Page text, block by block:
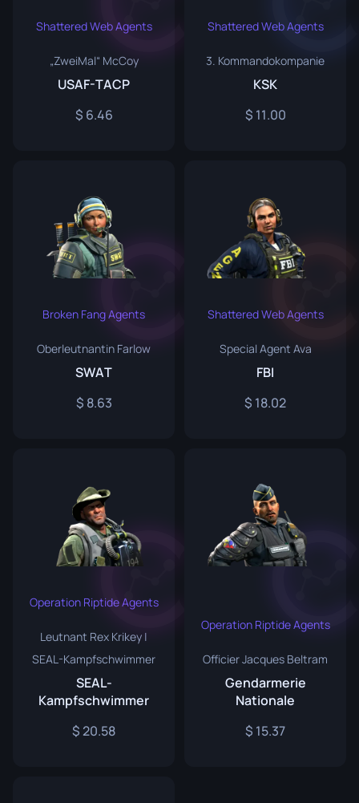
Shattered Web Agents
„ZweiMal“ McCoy
USAF-TACP
6.46
Shattered Web Agents
3. Kommandokompanie
KSK
11.00
Broken Fang Agents
Oberleutnantin Farlow
SWAT
8.63
Shattered Web Agents
Special Agent Ava
FBI
18.02
Operation Riptide Agents
Leutnant Rex Krikey |
SEAL-Kampfschwimmer
SEAL-
Kampfschwimmer
20.58
Operation Riptide Agents
Officier Jacques Beltram
Gendarmerie
Nationale
15.37